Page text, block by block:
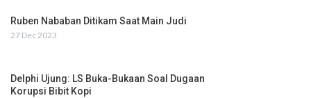
Ruben Nababan Ditikam Saat Main Judi
27 Dec 2023
Delphi Ujung: LS Buka-Bukaan Soal Dugaan
Korupsi Bibit Kopi